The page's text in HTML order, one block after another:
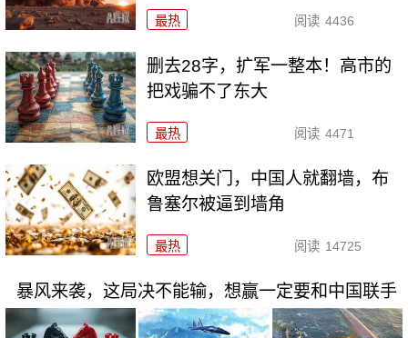
最热 阅读 4436
删去28字，扩军一整本！高市的
把戏骗不了东大
最热 阅读 4471
欧盟想关门，中国人就翻墙，布
鲁塞尔被逼到墙角
最热 阅读 14725
暴风来袭，这局决不能输，想赢一定要和中国联手